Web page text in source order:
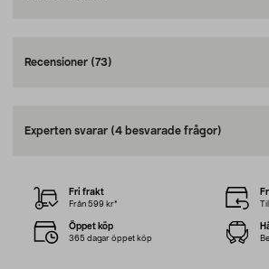
Recensioner (73)
Experten svarar (4 besvarade frågor)
Fri frakt
Från 599 kr*
Öppet köp
365 dagar öppet köp